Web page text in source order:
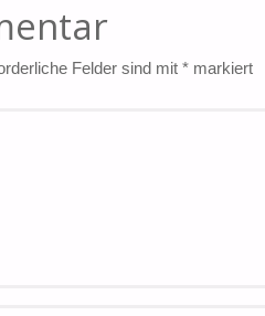
Felder sind mit * markiert